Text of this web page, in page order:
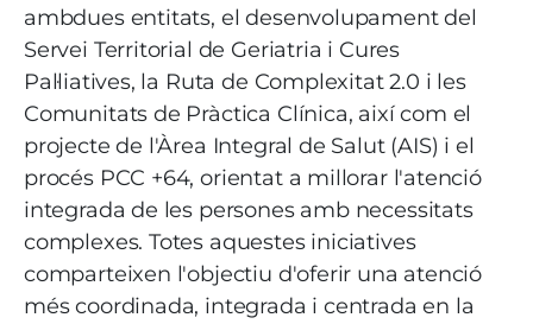
ambdues entitats, el desenvolupament del
Servei Territorial de Geriatria i Cures
Pal·liatives, la Ruta de Complexitat 2.0 i les
Comunitats de Pràctica Clínica, així com el
projecte de l'Àrea Integral de Salut (AIS) i el
procés PCC +64, orientat a millorar l'atenció
integrada de les persones amb necessitats
complexes. Totes aquestes iniciatives
comparteixen l'objectiu d'oferir una atenció
més coordinada, integrada i centrada en la